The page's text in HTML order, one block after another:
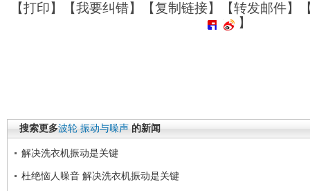
【打印】【我要纠错】【复制链接】【转发邮件】
】
搜索更多波轮 振动与噪声 的新闻
解决洗衣机振动是关键
杜绝恼人噪音 解决洗衣机振动是关键